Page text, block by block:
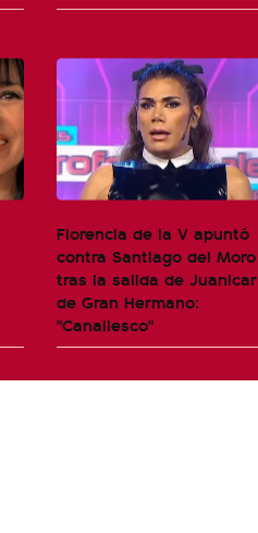
Florencia de la V apuntó
contra Santiago del Moro
tras la salida de Juanicar
de Gran Hermano:
"Canallesco"